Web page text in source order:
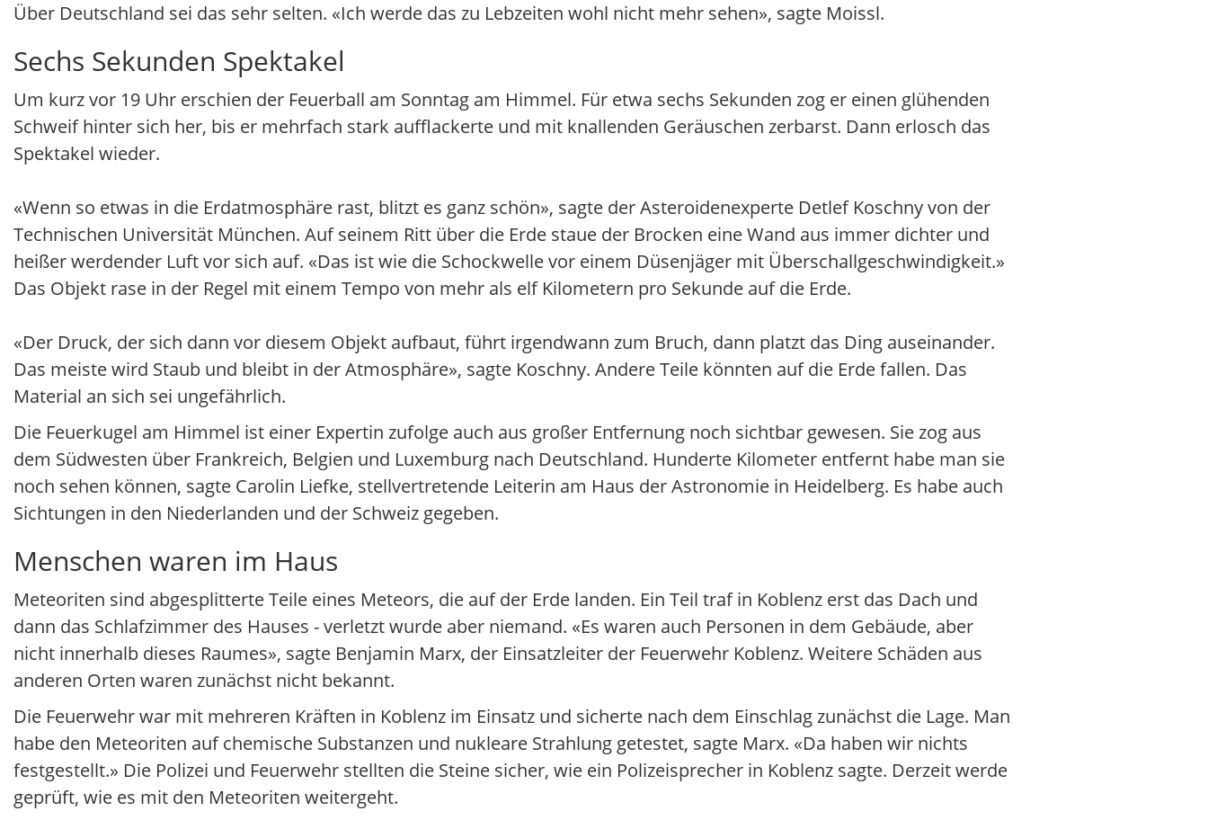
Über Deutschland sei das sehr selten. «Ich werde das zu Lebzeiten wohl nicht mehr sehen», sagte Moissl.
Sechs Sekunden Spektakel
Um kurz vor 19 Uhr erschien der Feuerball am Sonntag am Himmel. Für etwa sechs Sekunden zog er einen glühenden
Schweif hinter sich her, bis er mehrfach stark aufflackerte und mit knallenden Geräuschen zerbarst. Dann erlosch das
Spektakel wieder.
«Wenn so etwas in die Erdatmosphäre rast, blitzt es ganz schön», sagte der Asteroidenexperte Detlef Koschny von der
Technischen Universität München. Auf seinem Ritt über die Erde staue der Brocken eine Wand aus immer dichter und
heißer werdender Luft vor sich auf. «Das ist wie die Schockwelle vor einem Düsenjäger mit Überschallgeschwindigkeit.»
Das Objekt rase in der Regel mit einem Tempo von mehr als elf Kilometern pro Sekunde auf die Erde.
«Der Druck, der sich dann vor diesem Objekt aufbaut, führt irgendwann zum Bruch, dann platzt das Ding auseinander.
Das meiste wird Staub und bleibt in der Atmosphäre», sagte Koschny. Andere Teile könnten auf die Erde fallen. Das
Material an sich sei ungefährlich.
Die Feuerkugel am Himmel ist einer Expertin zufolge auch aus großer Entfernung noch sichtbar gewesen. Sie zog aus
dem Südwesten über Frankreich, Belgien und Luxemburg nach Deutschland. Hunderte Kilometer entfernt habe man sie
noch sehen können, sagte Carolin Liefke, stellvertretende Leiterin am Haus der Astronomie in Heidelberg. Es habe auch
Sichtungen in den Niederlanden und der Schweiz gegeben.
Menschen waren im Haus
Meteoriten sind abgesplitterte Teile eines Meteors, die auf der Erde landen. Ein Teil traf in Koblenz erst das Dach und
dann das Schlafzimmer des Hauses - verletzt wurde aber niemand. «Es waren auch Personen in dem Gebäude, aber
nicht innerhalb dieses Raumes», sagte Benjamin Marx, der Einsatzleiter der Feuerwehr Koblenz. Weitere Schäden aus
anderen Orten waren zunächst nicht bekannt.
Die Feuerwehr war mit mehreren Kräften in Koblenz im Einsatz und sicherte nach dem Einschlag zunächst die Lage. Man
habe den Meteoriten auf chemische Substanzen und nukleare Strahlung getestet, sagte Marx. «Da haben wir nichts
festgestellt.» Die Polizei und Feuerwehr stellten die Steine sicher, wie ein Polizeisprecher in Koblenz sagte. Derzeit werde
geprüft, wie es mit den Meteoriten weitergeht.